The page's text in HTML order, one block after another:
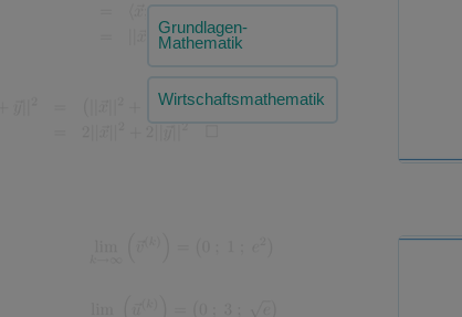
Grundlagen-
Mathematik
Wirtschaftsmathematik